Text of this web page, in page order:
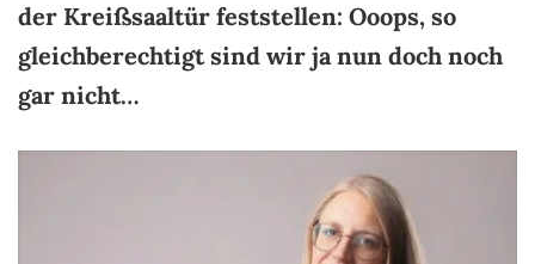
der Kreißsaaltür feststellen: Ooops, so
gleichberechtigt sind wir ja nun doch noch
gar nicht…